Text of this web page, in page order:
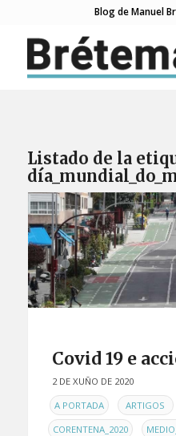
Blog de Manuel
Listado de la
Covid 19 e
2 DE XUÑO DE 2020
ENA PORTADA , ARTIGOS ,
CORENTENA_2020 ,